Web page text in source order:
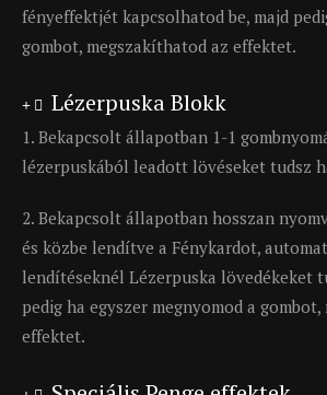
fényeffektjét kapcsolhatod be, majd
gombot, megszakíthatod az effektet.
Lézerpuska Blokk
1. Bekapcsolt állapotban 1-1
lézerpuskából leadott lövéseket tudsz
2. Bekapcsolt állapotban hosszan
és közbe lendítve a Fénykardot,
lendítéseknél Lézerpuska lövedékeket
pedig ha egyszer megnyomod a
effektet.